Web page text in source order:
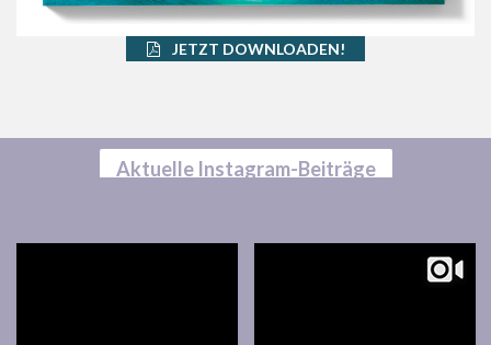
JETZT DOWNLOADEN!
Aktuelle Instagram-Beiträge